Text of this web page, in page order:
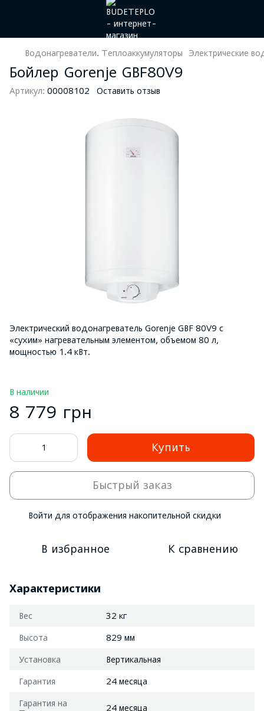
Водонагреватели. Теплоаккумуляторы Электрические
Бойлер Gorenje GBF80V9
Артикул: 00008102 Оставить отзыв
Электрический водонагреватель Gorenje GBF 80V9 с
«сухим» нагревательным элементом, объемом 80 л,
мощностью 1.4 кВт.
В наличии
8 779 грн
Купить
Быстрый заказ
Войти для отображения накопительной скидки
В избранное К сравнению
Характеристики
Вес 32 кг
Высота 829 мм
Установка Вертикальная
Гарантия 24 месяца
Гарантия на
24 месяца